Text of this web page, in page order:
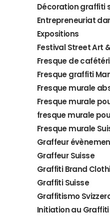
Décoration graffiti
Entrepreneuriat
Expositions
Festival Street Art
Fresque de
Fresque graffiti
Fresque murale
Fresque murale
fresque murale
Fresque murale
Graffeur
Graffeur Suisse
Graffiti Brand
Graffiti Suisse
Graffitismo
Initiation au Graffiti